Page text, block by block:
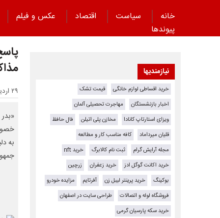
خانه سیاست اقتصاد
عکس و فیلم
پیوند‌ها
۲۹ اردیبهشت ۱۴۰۵ - ۲۱:۵۸
به
نیازمندیها
خرید اقساطی لوازم خانگی
قیمت تشک
اخبار بازنشستگان
مهاجرت تحصیلی آلمان
ویزای استارتاپ کانادا
مخازن پلی اتیلن
فال حافظ
قلیان میرداماد
کافه مناسب کار و مطالعه
مجله آرایش گرام
ثبت نام کالابرگ
خرید nft
خرید اکانت گوگل ادز
خرید زعفران
زرچین
بوکینگ
خرید پرینتر لیبل زن آفرتایم
مزایده خودرو
فروشگاه لوله و اتصالات
طراحی سایت در اصفهان
خرید سکه پارسیان گرمی